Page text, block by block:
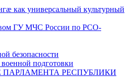
как универсальный культурный
ГУ МЧС России по РСО-
безопасности
подготовки
РЕСПУБЛИКИ